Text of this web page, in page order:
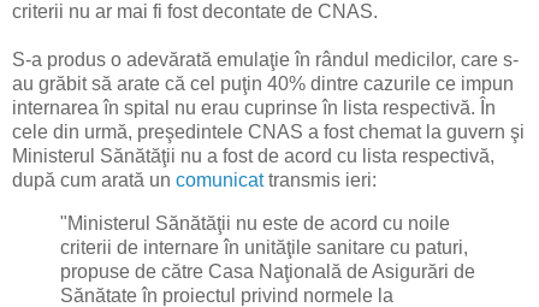
criterii nu ar mai fi fost decontate de CNAS.
S-a produs o adevărată emulaţie în rândul medicilor, care s-
au grăbit să arate că cel puţin 40% dintre cazurile ce impun
internarea în spital nu erau cuprinse în lista respectivă. În
cele din urmă, preşedintele CNAS a fost chemat la guvern şi
Ministerul Sănătăţii nu a fost de acord cu lista respectivă,
după cum arată un comunicattransmis ieri:
"Ministerul Sănătăţii nu este de acord cu noile
criterii de internare în unităţile sanitare cu paturi,
propuse de către Casa Naţională de Asigurări de
Sănătate în proiectul privind normele la